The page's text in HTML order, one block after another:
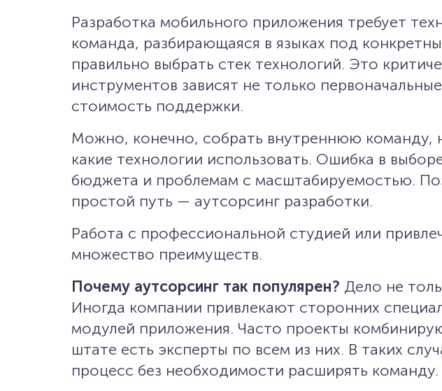
Разработка мобильного приложения требует
команда, разбирающаяся в языках под
правильно выбрать стек технологий. Это
инструментов зависят не только
стоимость поддержки.
Можно, конечно, собрать внутреннюю команду,
какие технологии использовать. Ошибка в
бюджета и проблемам с масштабируемостью.
простой путь — аутсорсинг разработки.
Работа с профессиональной студией или
множество преимуществ.
Почему аутсорсинг так популярен? Дело не
Иногда компании привлекают сторонних
модулей приложения. Часто проекты
штате есть эксперты по всем из них. В таких
процесс без необходимости расширять команду.